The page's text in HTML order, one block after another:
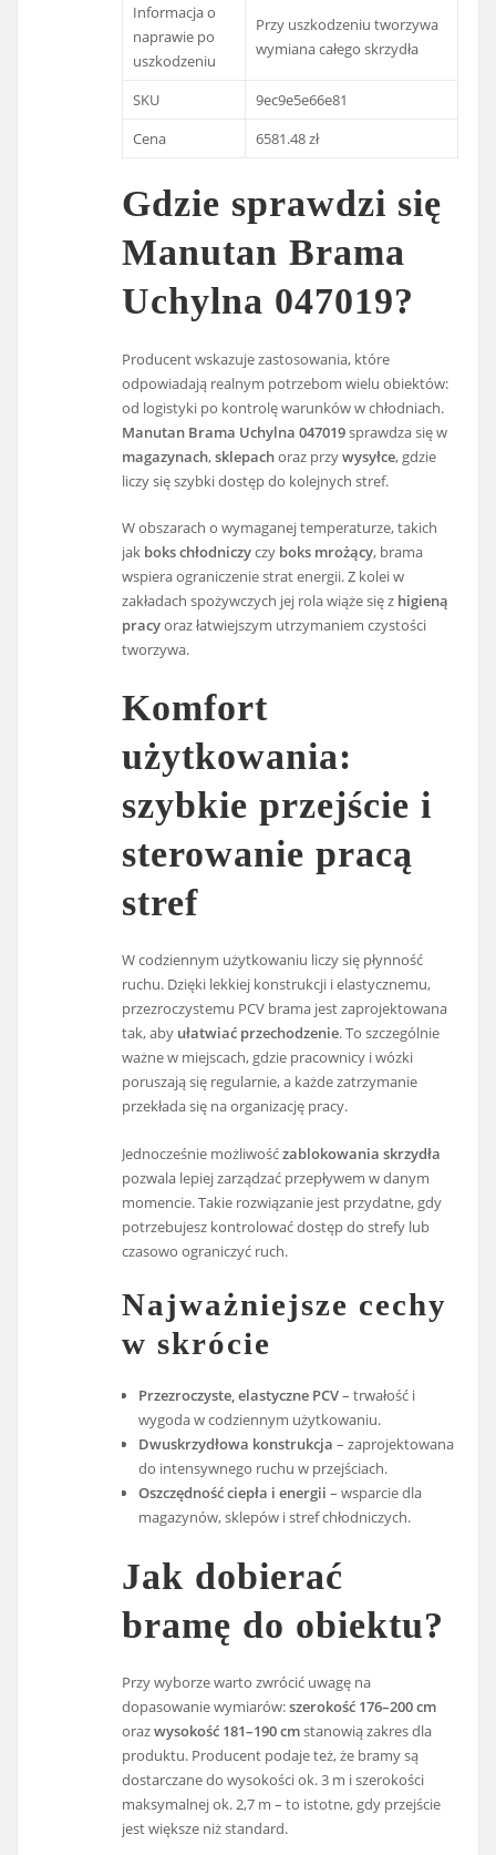
Informacja o
naprawie po
uszkodzeniu
Przy uszkodzeniu tworzywa
wymiana całego skrzydła
SKU
9ec9e5e66e81
Cena
6581.48 zł
Gdzie sprawdzi się
Manutan Brama
Uchylna 047019?
Producent wskazuje zastosowania, które
odpowiadają realnym potrzebom wielu obiektów:
od logistyki po kontrolę warunków w chłodniach.
Manutan Brama Uchylna 047019sprawdza się w
magazynach,sklepachoraz przywysyłce, gdzie
liczy się szybki dostęp do kolejnych stref.
W obszarach o wymaganej temperaturze, takich
jak boks chłodniczyczy boks mrożący, brama
wspiera ograniczenie strat energii. Z kolei w
zakładach spożywczych jej rola wiąże się z higieną
pracyoraz łatwiejszym utrzymaniem czystości
tworzywa.
Komfort
użytkowania:
szybkie przejście i
sterowanie pracą
stref
W codziennym użytkowaniu liczy się płynność
ruchu. Dzięki lekkiej konstrukcji i elastycznemu,
przezroczystemu PCV brama jest zaprojektowana
tak, aby ułatwiać przechodzenie. To szczególnie
ważne w miejscach, gdzie pracownicy i wózki
poruszają się regularnie, a każde zatrzymanie
przekłada się na organizację pracy.
Jednocześnie możliwośćzablokowania skrzydła
pozwala lepiej zarządzać przepływem w danym
momencie. Takie rozwiązanie jest przydatne, gdy
potrzebujesz kontrolować dostęp do strefy lub
czasowo ograniczyć ruch.
Najważniejsze cechy
w skrócie
Przezroczyste, elastyczne PCV– trwałość i
wygoda w codziennym użytkowaniu.
Dwuskrzydłowa konstrukcja – zaprojektowana
do intensywnego ruchu w przejściach.
Oszczędność ciepła i energii – wsparcie dla
magazynów, sklepów i stref chłodniczych.
Jak dobierać
bramę do obiektu?
Przy wyborze warto zwrócić uwagę na
dopasowanie wymiarów:szerokość 176–200 cm
orazwysokość 181–190 cmstanowią zakres dla
produktu. Producent podaje też, że bramy są
dostarczane do wysokości ok. 3 m i szerokości
maksymalnej ok. 2,7 m – to istotne, gdy przejście
jest większe niż standard.